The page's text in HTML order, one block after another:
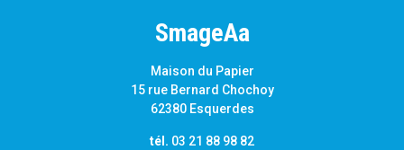
SmageAa
Maison du Papier
15 rue Bernard Chochoy
62380 Esquerdes
tél. 03 21 88 98 82